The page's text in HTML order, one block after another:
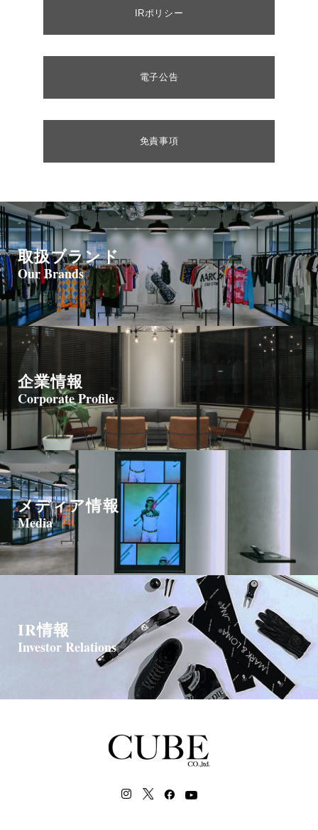
IRポリシー
電子公告
免責事項
取扱ブランド
Our Brands
企業情報
Corporate Profile
メディア情報
Media
IR情報
Investor Relations